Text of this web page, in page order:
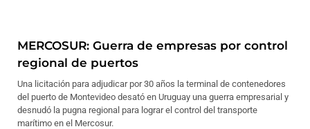
MERCOSUR: Guerra de empresas por control
regional de puertos
Una licitación para adjudicar por 30 años la terminal de contenedores
del puerto de Montevideo desató en Uruguay una guerra empresarial y
desnudó la pugna regional para lograr el control del transporte
marítimo en el Mercosur.